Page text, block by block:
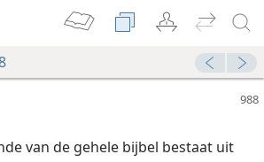
van de gehele bijbel bestaat uit